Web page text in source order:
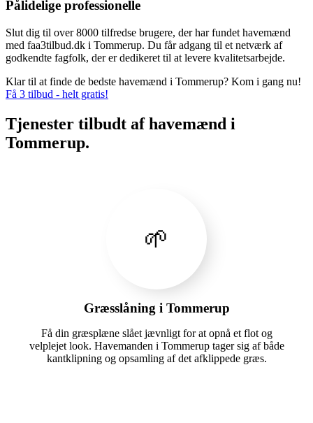
Pålidelige professionelle
Slut dig til over 8000 tilfredse brugere, der har fundet havemænd
med faa3tilbud.dk i Tommerup. Du får adgang til et netværk af
godkendte fagfolk, der er dedikeret til at levere kvalitetsarbejde.
Klar til at finde de bedste havemænd i Tommerup? Kom i gang nu!
Få 3 tilbud - helt gratis!
Tjenester tilbudt af havemænd i
Tommerup.
🌱
Græsslåning i Tommerup
Få din græsplæne slået jævnligt for at opnå et flot og
velplejet look. Havemanden i Tommerup tager sig af både
kantklipning og opsamling af det afklippede græs.